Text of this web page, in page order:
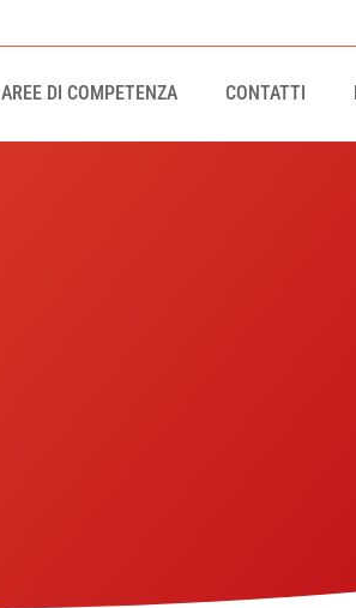
AREE DI COMPETENZA CONTATTI